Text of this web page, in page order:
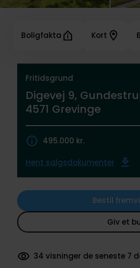
Fritidsgrund
Digevej 9,
4571 Grevinge
495.000 kr.
Hent salgsdokumenter
Giv et
Bestil
Boligfakta Kort
34 visninger de seneste 7
44 dokumenter